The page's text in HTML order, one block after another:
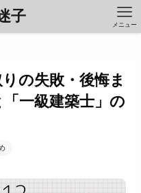
子 メニュー
の失敗・後悔ま
一級建築士」の